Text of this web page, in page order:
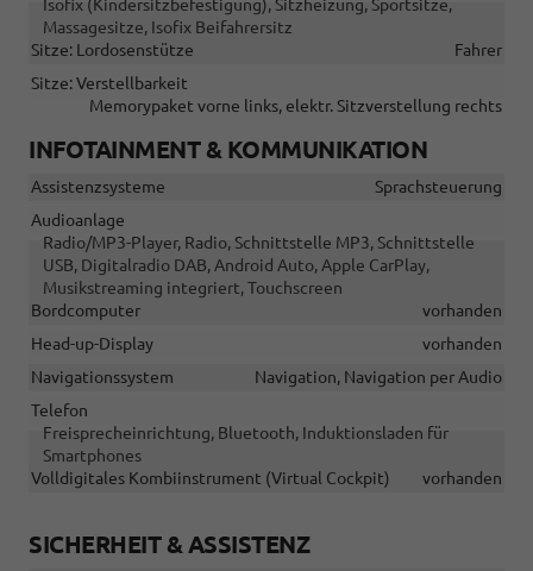
Isofix (Kindersitzbefestigung), Sitzheizung, Sportsitze,
Massagesitze, Isofix Beifahrersitz
Sitze: Lordosenstütze
Fahrer
Sitze: Verstellbarkeit
Memorypaket vorne links, elektr. Sitzverstellung rechts
INFOTAINMENT & KOMMUNIKATION
Assistenzsysteme
Sprachsteuerung
Audioanlage
Radio/MP3-Player, Radio, Schnittstelle MP3, Schnittstelle
USB, Digitalradio DAB, Android Auto, Apple CarPlay,
Musikstreaming integriert, Touchscreen
Bordcomputer
vorhanden
Head-up-Display
vorhanden
Navigationssystem
Navigation, Navigation per Audio
Telefon
Freisprecheinrichtung, Bluetooth, Induktionsladen für
Smartphones
Volldigitales Kombiinstrument (Virtual Cockpit)
vorhanden
SICHERHEIT & ASSISTENZ